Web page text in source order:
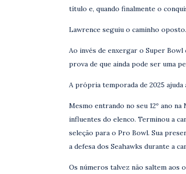
título e, quando finalmente o
Lawrence seguiu o caminho oposto.
Ao invés de enxergar o Super
prova de que ainda pode ser uma
A própria temporada de 2025 ajuda
Mesmo entrando no seu 12º ano
influentes do elenco. Terminou a
seleção para o Pro Bowl. Sua
a defesa dos Seahawks durante a
Os números talvez não saltem aos